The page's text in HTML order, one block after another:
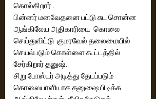
கொல்கிறார் .
பின்னர் மனவேதனை பட்டு சுட சொன்ன
ஆங்கிலேய அதிகாரியை  கொலை
செய்துவிட்டு  குமரவேல் தலைமையில்
செயல்படும் கொள்ளை கூட்டத்தில்
சேர்கிறார் தனுஷ்.
சிறு போஸ்டர் அடித்து தேடப்படும்
கொலையாளியாக தனுஷை பிடிக்க